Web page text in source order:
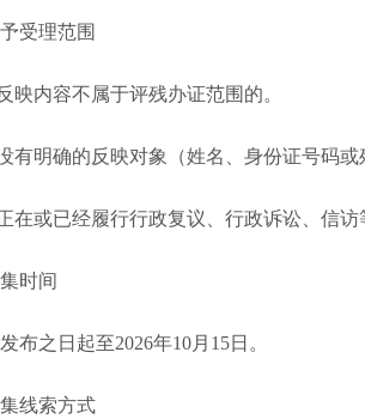
受理范围
映内容不属于评残办证范围的。
没有明确的反映对象（姓名、身份证号码
在或已经履行行政复议、行政诉讼、信
时间
布之日起至2026年10月15日。
线索方式